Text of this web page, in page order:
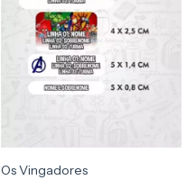
Os Vingadores